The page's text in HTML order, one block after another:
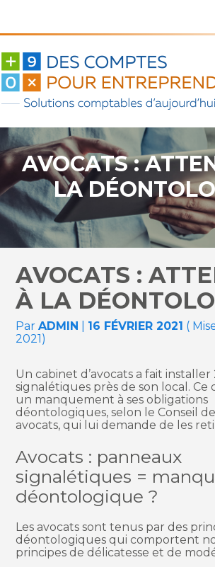
Aller
contenu
AVOCATS :
LA
AVOCATS :
À LA
ParADMIN 16 FÉVRIER 2021 (
2021)
Un cabinet d’avocats a fait
signalétiques près de son local. Ce
un manquement à ses obligations
déontologiques, selon le Conseil
avocats, qui lui demande de les
Avocats : panneaux
signalétiques =
déontologique ?
Les avocats sont tenus par des
déontologiques qui comportent
principes de délicatesse et de